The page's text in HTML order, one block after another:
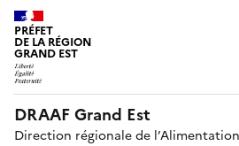
PRÉFET
DE LA RÉGION
GRAND EST
DRAAF Grand Est
Direction régionale de